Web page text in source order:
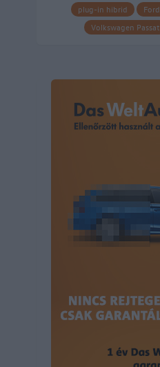
plug-in hibrid
Ford
Volkswagen Passat